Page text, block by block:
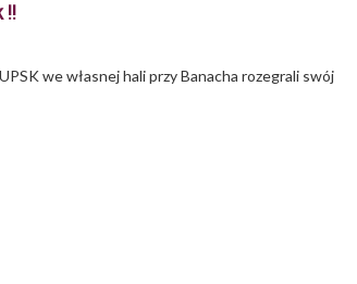
!!
we własnej hali przy Banacha rozegrali swój